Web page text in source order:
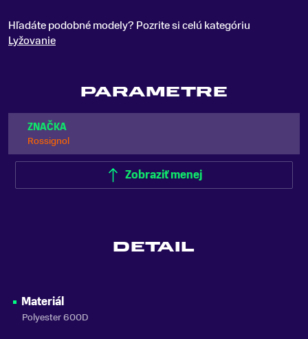
Hľadáte podobné modely? Pozrite si celú kategóriu
Lyžovanie
PARAMETRE
ZNAČKA
Rossignol
Zobraziť menej
DETAIL
Materiál
Polyester 600D